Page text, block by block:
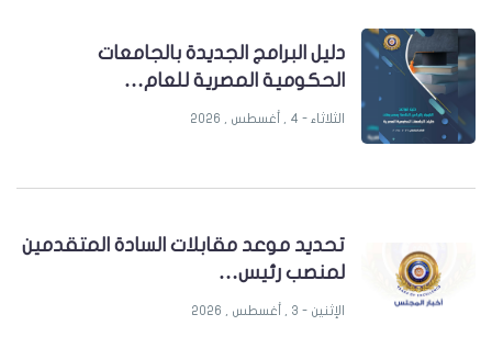
دليل البرامج الجديدة بالجامعات
الحكومية المصرية للعام…
الثلاثاء - 4 , أغسطس , 2026
تحديد موعد مقابلات السادة المتقدمين
لمنصب رئيس…
الإثنين - 3 , أغسطس , 2026